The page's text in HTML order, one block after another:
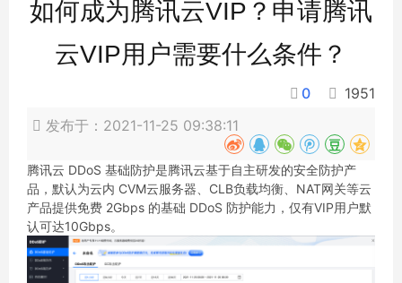
如何成为腾讯云VIP？申请腾讯
云VIP用户需要什么条件？
0
1951
发布于：2021-11-25 09:38:11
腾讯云 DDoS 基础防护是腾讯云基于自主研发的安全防护产
品，默认为云内 CVM云服务器、CLB负载均衡、NAT网关等云
产品提供免费 2Gbps 的基础 DDoS 防护能力，仅有VIP用户默
认可达10Gbps。